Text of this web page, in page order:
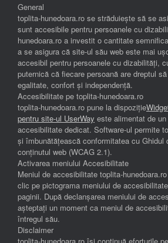
General
toplita-hunedoara.ro se străduiește să se
sunt accesibile pentru persoanele cu
hunedoara.ro a investit o cantitate
a se asigura că site-ul său web este mai
accesibil pentru persoanele cu dizabilități,
puternică că fiecare persoană are dreptul
egalitate, confort și independenţă.
Accesibilitate pe toplita-hunedoara.ro
toplita-hunedoara.ro pune la dispoziție
pentru site-ul UserWay este alimentat de
accesibilitate dedicat. Software-ul permite
și îmbunătățească conformitatea cu Ghidul
conținutul web (WCAG 2.1).
Activarea meniului Accesibilitate
Meniul de accesibilitate toplita-
clic pe pictograma meniului de
paginii. După declanșarea meniului de
așteptați un moment ca meniul de
întregul său.
Disclaimer
toplita-hunedoara.ro își continuă eforturile